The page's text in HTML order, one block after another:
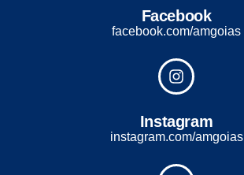
Facebook
facebook.com/amgoias
Instagram
instagram.com/amgoias